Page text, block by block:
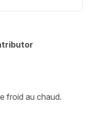
froid au chaud.